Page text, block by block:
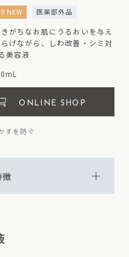
NEW 医薬部外品
がちなお肌にうるおいを与え
げながら、しわ改善・シミ対
美容液
ONLINE SHOP
すを防ぐ